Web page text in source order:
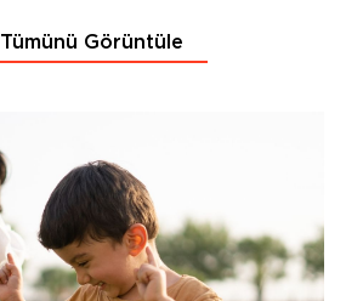
Tümünü Görüntüle